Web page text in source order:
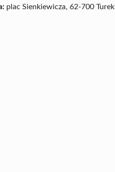
plac Sienkiewicza, 62-700 Turek